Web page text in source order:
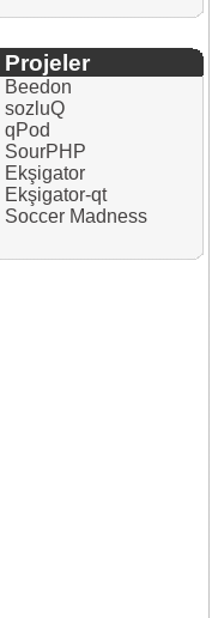
Projeler
Beedon
sozluQ
qPod
SourPHP
Ekşigator
Ekşigator-qt
Soccer Madness